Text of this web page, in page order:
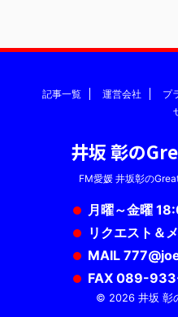
記事一覧 運営会社 プ
井坂 彰の
FM愛媛 井坂彰の
月曜～金曜
リクエスト＆
MAIL
FAX 089-
© 2026 井坂 彰